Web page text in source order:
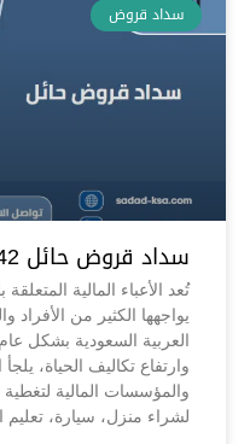
سداد قروض
سداد قروض حائل 0500002542
تُعد الأعباء المالية
يواجهها الكثير من الأفراد
العربية السعودية بشكل
وارتفاع تكاليف الحياة،
والمؤسسات المالية لتغطية
لشراء منزل، سيارة، تعليم